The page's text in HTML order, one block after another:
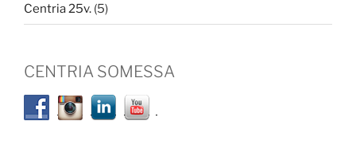
Centria 25v. (5)
CENTRIA SOMESSA